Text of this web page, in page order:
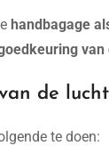
handbagage
de
te doen: